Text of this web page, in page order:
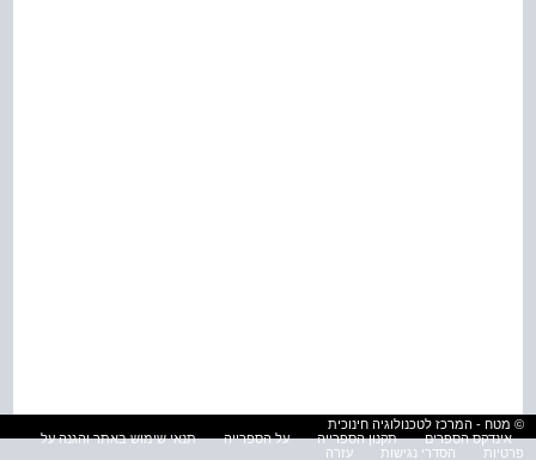
© מטח - המרכז לטכנולוגיה חינוכית
אינדקס הספרים
תקנון הספרייה על הספרייה
תנאי שימוש באתר והגנה על
פרטיות
הסדרי נגישות עזרה